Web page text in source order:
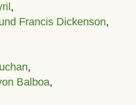
,
Francis Dickenson,
,
Balboa,